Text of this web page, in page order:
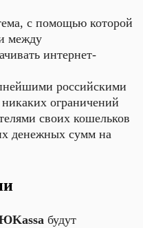
с помощью которой
между
интернет-
российскими
ограничений
своих кошельков
денежных сумм на
будут